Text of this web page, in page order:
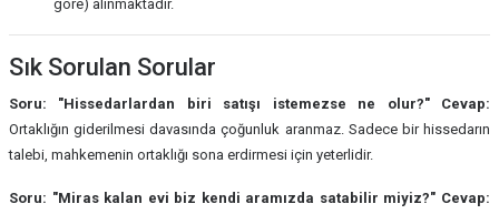
göre) alınmaktadır.
Sık Sorulan Sorular
Soru: "Hissedarlardan biri satışı istemezse ne olur?"
Cevap:
Ortaklığın giderilmesi davasında çoğunluk aranmaz. Sadece bir hissedarın
talebi, mahkemenin ortaklığı sona erdirmesi için yeterlidir.
Soru: "Miras kalan evi biz kendi aramızda satabilir miyiz?" Cevap: